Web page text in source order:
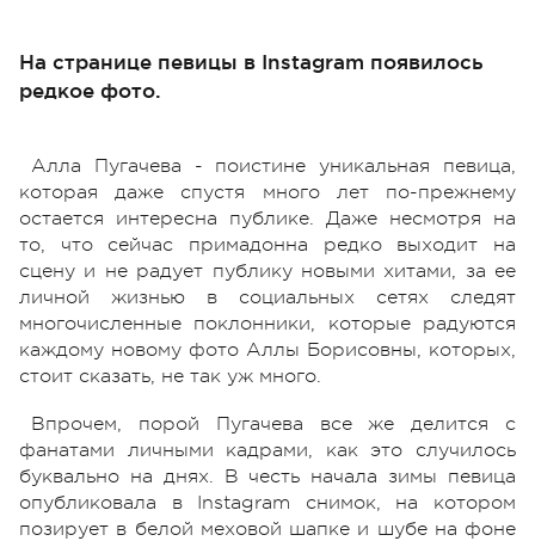
На странице певицы в Instagram появилось
редкое фото.
Алла Пугачева - поистине уникальная певица,
которая даже спустя много лет по-прежнему
остается интересна публике. Даже несмотря на
то, что сейчас примадонна редко выходит на
сцену и не радует публику новыми хитами, за ее
личной жизнью в социальных сетях следят
многочисленные поклонники, которые радуются
каждому новому фото Аллы Борисовны, которых,
стоит сказать, не так уж много.
Впрочем, порой Пугачева все же делится с
фанатами личными кадрами, как это случилось
буквально на днях. В честь начала зимы певица
опубликовала в Instagram снимок, на котором
позирует в белой меховой шапке и шубе на фоне